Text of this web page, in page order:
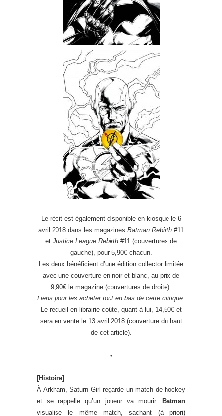
Le récit est également disponible en kiosque le 6
avril 2018 dans les magazines Batman Rebirth #11
et Justice League Rebirth #11 (couvertures de
gauche), pour 5,90€ chacun.
Les deux bénéficient d’une édition collector limitée
avec une couverture en noir et blanc, au prix de
9,90€ le magazine (couvertures de droite).
Liens pour les acheter tout en bas de cette critique.
Le recueil en librairie coûte, quant à lui, 14,50€ et
sera en vente le 13 avril 2018 (couverture du haut
de cet article).
•
[Histoire]
À Arkham, Saturn Girl regarde un match de hockey
et se rappelle qu’un joueur va mourir.
Batman
visualise le même match, sachant (à priori)